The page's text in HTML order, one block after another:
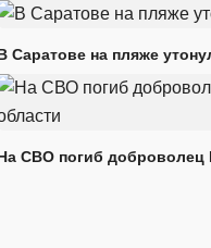
Саратове на пляже
СВО погиб доброволец